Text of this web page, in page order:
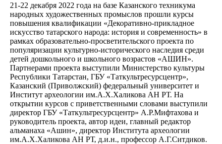
21-22 декабря 2022 года на базе Казанского техникума
народных художественных промыслов прошли курсы
повышения квалификации «Декоративно-прикладное
искусство татарского народа: история и современность» в
рамках образовательно-просветительского проекта по
популяризации культурно-исторического наследия среди
детей дошкольного и школьного возрастов «АШИН».
Партнерами проекта выступили Министерство культуры
Республики Татарстан, ГБУ «Таткультресурсцентр»,
Казанский (Приволжский) федеральный университет и
Институт археологии им.А.Х.Халикова АН РТ. На
открытии курсов с приветственными словами выступили
директор ГБУ «Таткультресурсцентр» А.Р.Мифтахова и
руководитель проекта, автор идеи, главный редактор
альманаха «Ашин», директор Института археологии
им.А.Х.Халикова АН РТ, д.и.н., профессор А.Г.Ситдиков.